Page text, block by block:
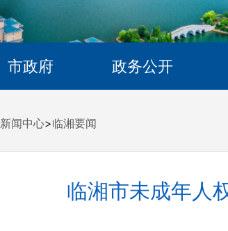
市政府 政务公开
新闻中心>临湘要闻
临湘市未成年人